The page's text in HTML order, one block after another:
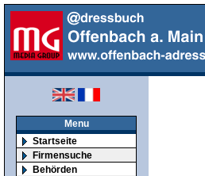
Menu
Startseite
Firmensuche
Behörden